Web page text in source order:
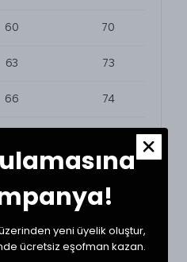
60 70
63 73
66 74
seçimi modellere göre
doğru seçim için
bir ürünün ölçülerini alıp
yeni üyelik oluştur,
ücretsiz eşofman kazan.